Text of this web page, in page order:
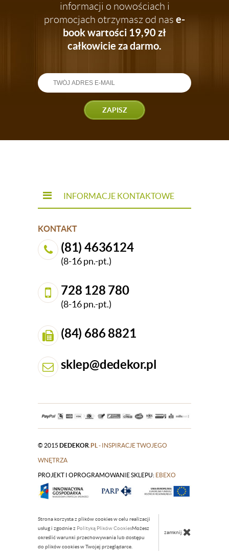
informacji o nowościach i
promocjach otrzymasz od nas e-
book wartości 19,90 zł
całkowicie za darmo.
ZAPISZ
INFORMACJE KONTAKTOWE
KONTAKT
(81) 4636124
(8-16 pn.-pt.)
728 128 780
(8-16 pn.-pt.)
(84) 686 8821
sklep@dedekor.pl
© 2015 DEDEKOR .PL - INSPIRACJE TWOJEGO
WNĘTRZA
|
PROJEKT I OPROGRAMOWANIE SKLEPU: EBEXO
Strona korzysta z plików cookies w celu realizacji
usług i zgodnie z Polityką Plików CookiesMożesz
określić warunki przechowywania lub dostępu
do plików cookies w Twojej przeglądarce.
zamknij